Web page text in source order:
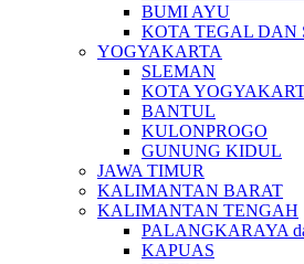
BUMI AYU
KOTA TEGAL DAN
YOGYAKARTA
SLEMAN
KOTA
BANTUL
KULONPROGO
GUNUNG KIDUL
JAWA TIMUR
KALIMANTAN BARAT
KALIMANTAN TENGAH
PALANGKARAYA
KAPUAS